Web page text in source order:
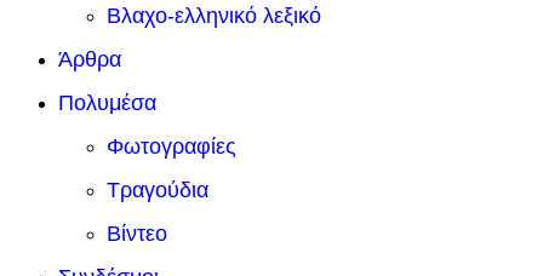
Βλαχο-ελληνικό λεξικό
Άρθρα
Πολυμέσα
Φωτογραφίες
Τραγούδια
Βίντεο